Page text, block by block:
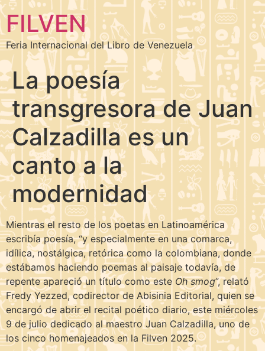
FILVEN
Feria Internacional del Libro de Venezuela
La poesía
transgresora de Juan
Calzadilla es un
canto a la
modernidad
Mientras el resto de los poetas en Latinoamérica
escribía poesía, “y especialmente en una comarca,
idílica, nostálgica, retórica como la colombiana, donde
estábamos haciendo poemas al paisaje todavía, de
repente apareció un título como este Oh smog”, relató
Fredy Yezzed, codirector de Abisinia Editorial, quien se
encargó de abrir el recital poético diario, este miércoles
9 de julio dedicado al maestro Juan Calzadilla, uno de
los cinco homenajeados en la Filven 2025.